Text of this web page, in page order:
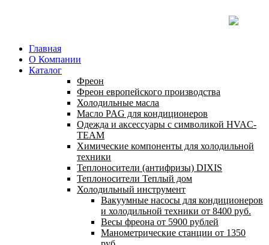
Главная
О Компании
Каталог
Фреон
Фреон европейского производства
Холодильные масла
Масло PAG для кондиционеров
Одежда и аксессуары с символикой HVAC-
TEAM
Химические компоненты для холодильной
техники
Теплоносители (антифризы) DIXIS
Теплоносители Теплый дом
Холодильный инструмент
Вакуумные насосы для кондиционеров
и холодильной техники от 8400 руб.
Весы фреона от 5900 рублей
Манометрические станции от 1350